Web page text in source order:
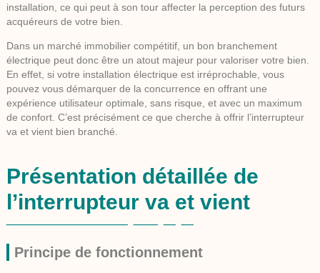
installation, ce qui peut à son tour affecter la perception des futurs
acquéreurs de votre bien.
Dans un marché immobilier compétitif, un bon branchement
électrique peut donc être un atout majeur pour valoriser votre bien.
En effet, si votre installation électrique est irréprochable, vous
pouvez vous démarquer de la concurrence en offrant une
expérience utilisateur optimale, sans risque, et avec un maximum
de confort. C’est précisément ce que cherche à offrir l’interrupteur
va et vient bien branché.
Présentation détaillée de
l’interrupteur va et vient
Principe de fonctionnement